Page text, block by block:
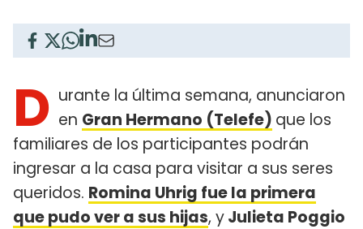
D urante la última semana, anunciaron
en Gran Hermano (Telefe) que los
familiares de los participantes podrán
ingresar a la casa para visitar a sus seres
queridos. Romina Uhrig fue la primera
que pudo ver a sus hijas, yJulieta Poggio